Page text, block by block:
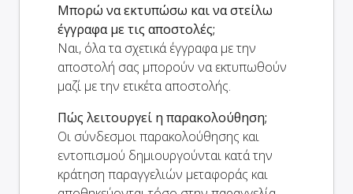
Μπορώ να εκτυπώσω και να στείλω
έγγραφα με τις αποστολές;
Ναι, όλα τα σχετικά έγγραφα με την
αποστολή σας μπορούν να εκτυπωθούν
μαζί με την ετικέτα αποστολής.
Πώς λειτουργεί η παρακολούθηση;
Οι σύνδεσμοι παρακολούθησης και
εντοπισμού δημιουργούνται κατά την
κράτηση παραγγελιών μεταφοράς και